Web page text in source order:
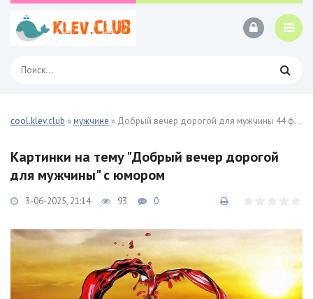
cool.klev.club »мужчине » Добрый вечер дорогой для мужчины 44 фото
Картинки на тему "Добрый вечер дорогой
для мужчины" с юмором
3-06-2025, 21:14 93 0